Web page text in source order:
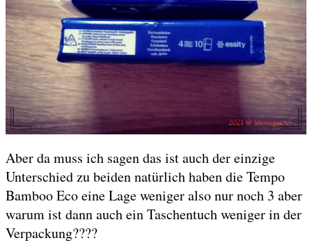
Aber da muss ich sagen das ist auch der einzige
Unterschied zu beiden natürlich haben die Tempo
Bamboo Eco eine Lage weniger also nur noch 3 aber
warum ist dann auch ein Taschentuch weniger in der
Verpackung????